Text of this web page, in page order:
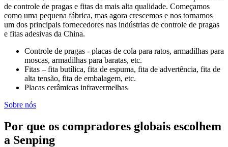
de controle de pragas e fitas da mais alta qualidade. Começamos
como uma pequena fábrica, mas agora crescemos e nos tornamos
um dos principais fornecedores nas indústrias de controle de pragas
e fitas adesivas da China.
Controle de pragas - placas de cola para ratos, armadilhas para
moscas, armadilhas para baratas, etc.
Fitas – fita butílica, fita de espuma, fita de advertência, fita de
alta tensão, fita de embalagem, etc.
Placas cerâmicas infravermelhas
Sobre nós
Por que os compradores globais escolhem
a Senping